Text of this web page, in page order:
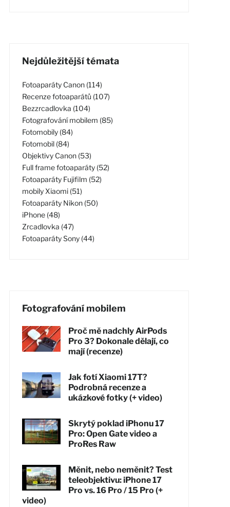
Nejdůležitější témata
Fotoaparáty Canon (114)
Recenze fotoaparátů (107)
Bezzrcadlovka (104)
Fotografování mobilem (85)
Fotomobily (84)
Fotomobil (84)
Objektivy Canon (53)
Full frame fotoaparáty (52)
Fotoaparáty Fujifilm (52)
mobily Xiaomi (51)
Fotoaparáty Nikon (50)
iPhone (48)
Zrcadlovka (47)
Fotoaparáty Sony (44)
Fotografování mobilem
Proč mě nadchly AirPods
Pro 3? Dokonale dělají, co
mají (recenze)
Jak fotí Xiaomi 17T?
Podrobná recenze a
ukázkové fotky (+ video)
Skrytý poklad iPhonu 17
Pro: Open Gate video a
ProRes Raw
Měnit, nebo neměnit? Test
teleobjektivu: iPhone 17
Pro vs. 16 Pro / 15 Pro (+
video)